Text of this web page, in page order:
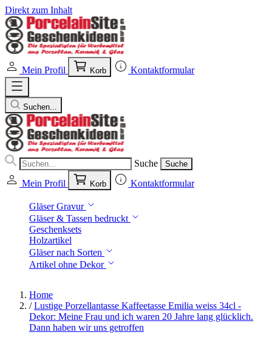
Direkt zum Inhalt
Mein Profil Korb Kontaktformular
Suchen...
Suche Suche
Mein Profil Korb Kontaktformular
Gläser Gravur
Gläser & Tassen bedruckt
Geschenksets
Holzartikel
Gläser nach Sorten
Artikel ohne Dekor
Home
/ Lustige Porzellantasse Kaffeetasse Emilia weiss 34cl -
Dekor: Meine Frau und ich waren 20 Jahre lang glücklich.
Dann haben wir uns getroffen